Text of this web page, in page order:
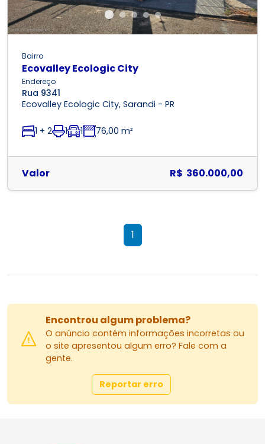
Bairro
Ecovalley Ecologic City
Endereço
Rua 9341
Ecovalley Ecologic City, Sarandi - PR
1 + 2 1 1 76,00 m²
Valor R$ 360.000,00
1
Encontrou algum problema?
O anúncio contém informações incorretas ou
o site apresentou algum erro? Fale com a
gente.
Reportar erro